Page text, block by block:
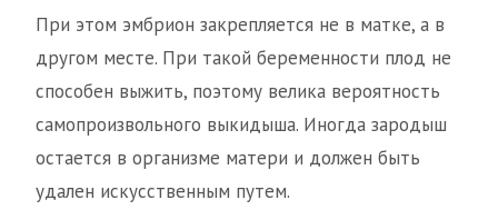
При этом эмбрион закрепляется не в матке, а в
другом месте. При такой беременности плод не
способен выжить, поэтому велика вероятность
самопроизвольного выкидыша. Иногда зародыш
остается в организме матери и должен быть
удален искусственным путем.